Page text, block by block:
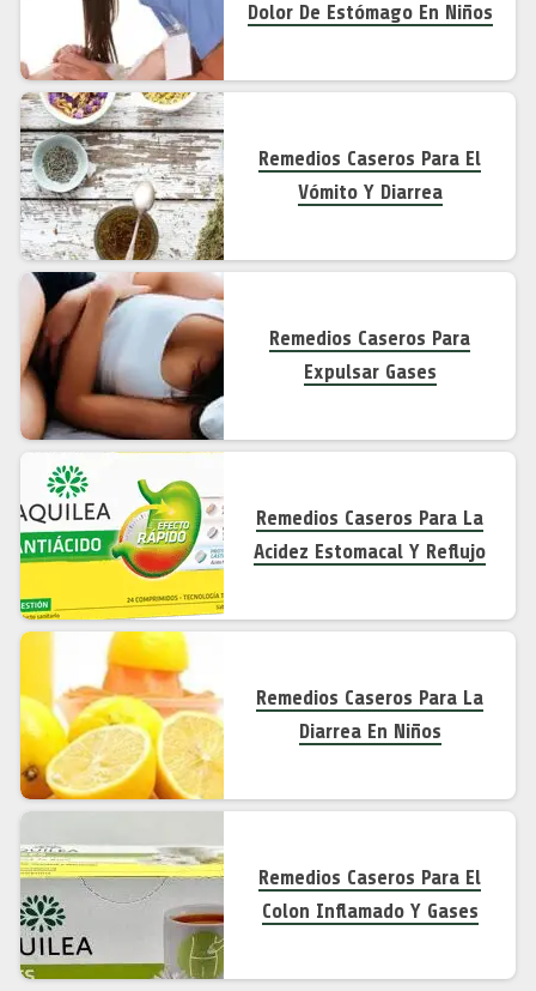
Dolor De Estómago En Niños
Remedios Caseros Para El
Vómito Y Diarrea
Remedios Caseros Para
Expulsar Gases
Remedios Caseros Para La
Acidez Estomacal Y Reflujo
Remedios Caseros Para La
Diarrea En Niños
Remedios Caseros Para El
Colon Inflamado Y Gases